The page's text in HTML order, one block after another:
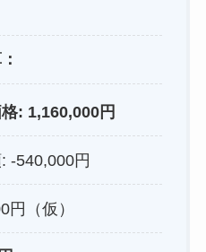
: 1,160,000円
-540,000円
（仮）